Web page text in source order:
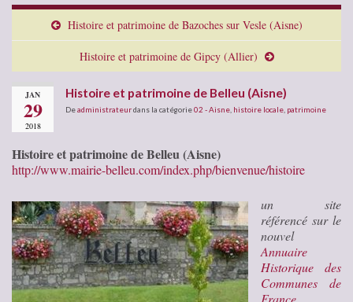
Histoire et patrimoine de Bazoches sur Vesle (Aisne)
Histoire et patrimoine de Gipcy (Allier)
JAN
29
2018
Histoire et patrimoine de Belleu (Aisne)
Deadministrateurdans la catégorie02 - Aisne histoire locale patrimoine
Histoire et patrimoine de Belleu (Aisne)
http://www.mairie-belleu.com/index.php/bienvenue/histoire
un site
référencé sur le
nouvel
Annuaire
Historique des
Communes de
France